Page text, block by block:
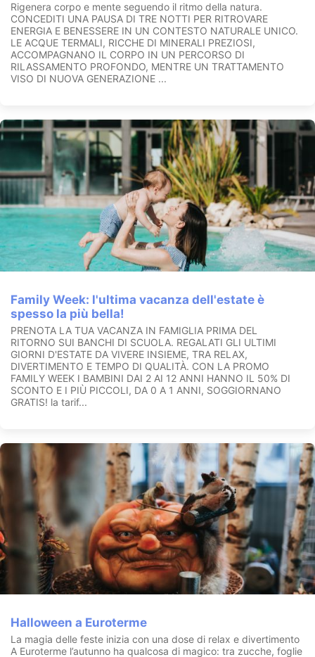
Rigenera corpo e mente seguendo il ritmo della natura.
CONCEDITI UNA PAUSA DI TRE NOTTI PER RITROVARE
ENERGIA E BENESSERE IN UN CONTESTO NATURALE UNICO.
LE ACQUE TERMALI, RICCHE DI MINERALI PREZIOSI,
ACCOMPAGNANO IL CORPO IN UN PERCORSO DI
RILASSAMENTO PROFONDO, MENTRE UN TRATTAMENTO
VISO DI NUOVA GENERAZIONE ...
Family Week: l'ultima vacanza dell'estate è
spesso la più bella!
PRENOTA LA TUA VACANZA IN FAMIGLIA PRIMA DEL
RITORNO SUI BANCHI DI SCUOLA. REGALATI GLI ULTIMI
GIORNI D'ESTATE DA VIVERE INSIEME, TRA RELAX,
DIVERTIMENTO E TEMPO DI QUALITÀ. CON LA PROMO
FAMILY WEEK I BAMBINI DAI 2 AI 12 ANNI HANNO IL 50% DI
SCONTO E I PIÙ PICCOLI, DA 0 A 1 ANNI, SOGGIORNANO
GRATIS! la tarif...
Halloween a Euroterme
La magia delle feste inizia con una dose di relax e divertimento
A Euroterme l’autunno ha qualcosa di magico: tra zucche, foglie